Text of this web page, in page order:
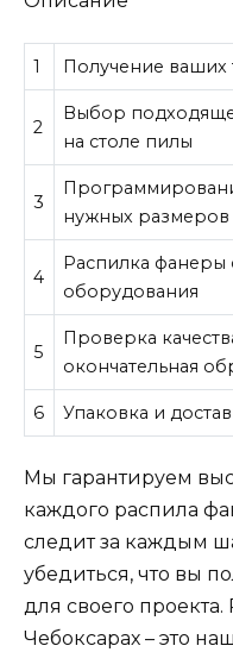
1 Получение
2
Выбор
на столе пилы
3
нужных
4
Распилка
оборудования
5
Проверка
окончательная
6 Упаковка и
Мы гарантируем
каждого распила
следит за каждым
убедиться, что вы
для своего
Чебоксарах – это